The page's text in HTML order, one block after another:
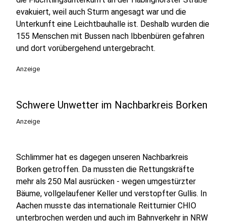
evakuiert, weil auch Sturm angesagt war und die
Unterkunft eine Leichtbauhalle ist. Deshalb wurden die
155 Menschen mit Bussen nach Ibbenbüren gefahren
und dort vorübergehend untergebracht.
Anzeige
Schwere Unwetter im Nachbarkreis Borken
Anzeige
Schlimmer hat es dagegen unseren Nachbarkreis
Borken getroffen. Da mussten die Rettungskräfte
mehr als 250 Mal ausrücken - wegen umgestürzter
Bäume, vollgelaufener Keller und verstopfter Gullis. In
Aachen musste das internationale Reitturnier CHIO
unterbrochen werden und auch im Bahnverkehr in NRW